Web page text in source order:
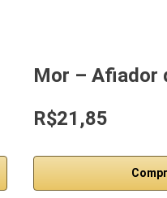
Mor – Afiador
R$21,85